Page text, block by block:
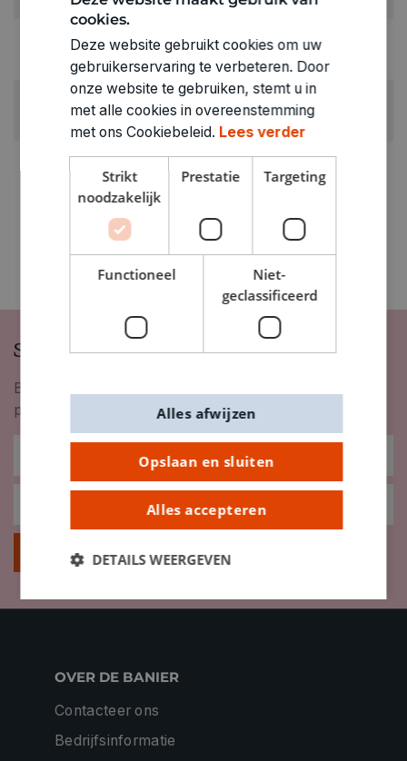
GEWICHT
ARTIKELNUMMER
7640032
Schrijf je in op onze nieuwsbrief
Blijf op de hoogte van nieuwigheden, inspiratie,
promoties en meer!
Inschrijven
OVER DE BANIER
Contacteer ons
Bedrijfsinformatie
cookies.
Deze website gebruikt cookies om uw
gebruikerservaring te verbeteren. Door
onze website te gebruiken, stemt u in
met alle cookies in overeenstemming
met ons Cookiebeleid. Lees verder
Strikt
noodzakelijk
Prestatie Targeting
Functioneel
Niet-
geclassificeerd
Opslaan en sluiten
Alles accepteren
Alles afwijzen
DETAILS WEERGEVEN